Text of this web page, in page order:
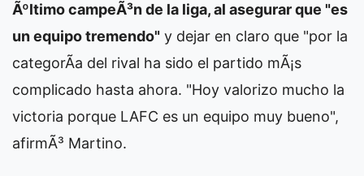
Ãºltimo campeÃ³n de la liga, al asegurar que "es
un equipo tremendo" y dejar en claro que "por la
categorÃ­a del rival ha sido el partido mÃ¡s
complicado hasta ahora. "Hoy valorizo mucho la
victoria porque LAFC es un equipo muy bueno",
afirmÃ³ Martino.